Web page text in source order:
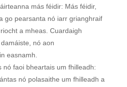
más féidir: Más féidir,
go pearsanta nó iarr grianghraif
a mheas. Cuardaigh
nó aon
easnamh.
nó faoi bheartais um fhilleadh:
nó polasaithe um fhilleadh a